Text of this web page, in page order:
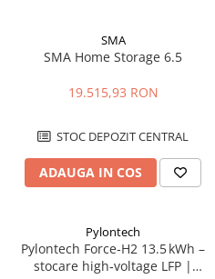
SMA
SMA Home Storage 6.5
19.515,93 RON
STOC DEPOZIT CENTRAL
ADAUGA IN COS
Pylontech
Pylontech Force‑H2 13.5 kWh –
stocare high‑voltage LFP |